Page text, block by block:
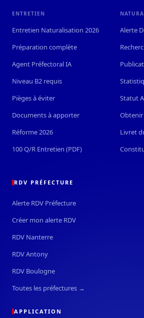
ENTRETIEN
Entretien Naturalisation 2026
Préparation complète
Agent Préfectoral IA
Niveau B2 requis
Pièges à éviter
Documents à apporter
Réforme 2026
100 Q/R Entretien (PDF)
Alerte
Statut
Livret
RDV PRÉFECTURE
Alerte RDV Préfecture
Créer mon alerte RDV
RDV Nanterre
RDV Antony
RDV Boulogne
Toutes les préfectures →
APPLICATION